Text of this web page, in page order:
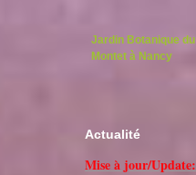
Jardin Botanique du
Montet à Nancy
Actualité
Mise à jour/Update: